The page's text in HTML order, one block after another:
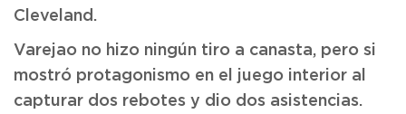
Cleveland.
Varejao no hizo ningún tiro a canasta, pero si
mostró protagonismo en el juego interior al
capturar dos rebotes y dio dos asistencias.